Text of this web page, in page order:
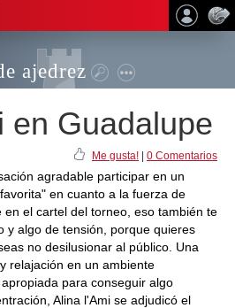
ajedrez
en Guadalupe
Me gusta! 0 Comentarios
agradable participar en un
en cuanto a la fuerza de
en el cartel del torneo, eso también te
y algo de tensión, porque quieres
no desilusionar al público. Una
relajación en un ambiente
para conseguir algo
Alina l'Ami se adjudicó el